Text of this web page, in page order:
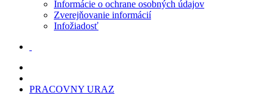
Informácie o ochrane osobných údajov
Zverejňovanie informácií
Infožiadosť
PRACOVNY URAZ